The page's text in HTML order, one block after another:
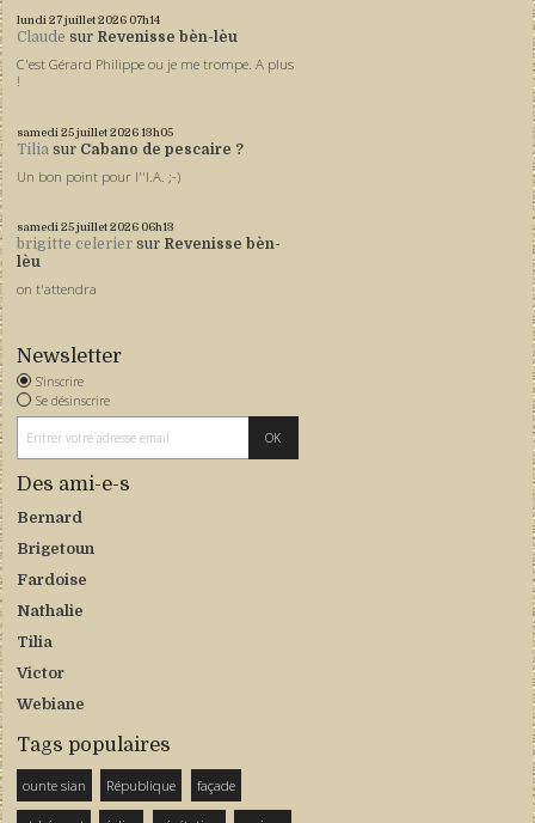
lundi 27juillet 2026 07h14
Claude sur Revenisse bèn-lèu
C'est Gérard Philippe ou je me trompe. A plus
!
samedi 25juillet 202613h05
Tilia sur Cabano de pescaire ?
Un bon point pour l''I.A. ;-)
samedi 25juillet 2026 06h13
brigitte celerier sur Revenisse bèn-
lèu
on t'attendra
Newsletter
S'inscrire
Se désinscrire
Des ami-e-s
Bernard
Brigetoun
Fardoise
Nathalie
Tilia
Victor
Webiane
Tags populaires
ounte sian République façade